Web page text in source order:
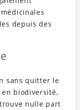
depuis des
sans quitter le
biodiversité,
nulle part